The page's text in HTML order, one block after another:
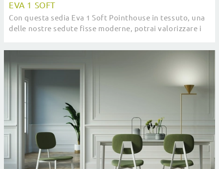
EVA 1 SOFT
Con questa sedia Eva 1 Soft Pointhouse in tessuto, una
delle nostre sedute fisse moderne, potrai valorizzare i